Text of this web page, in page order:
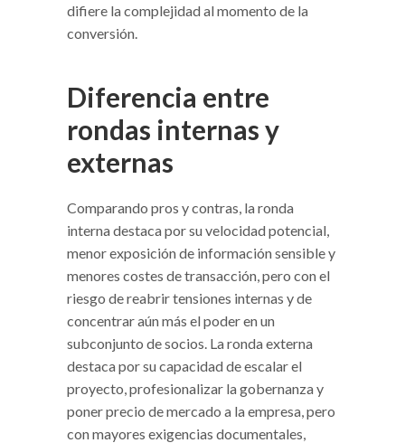
difiere la complejidad al momento de la
conversión.
Diferencia entre
rondas internas y
externas
Comparando pros y contras, la ronda
interna destaca por su velocidad potencial,
menor exposición de información sensible y
menores costes de transacción, pero con el
riesgo de reabrir tensiones internas y de
concentrar aún más el poder en un
subconjunto de socios. La ronda externa
destaca por su capacidad de escalar el
proyecto, profesionalizar la gobernanza y
poner precio de mercado a la empresa, pero
con mayores exigencias documentales,